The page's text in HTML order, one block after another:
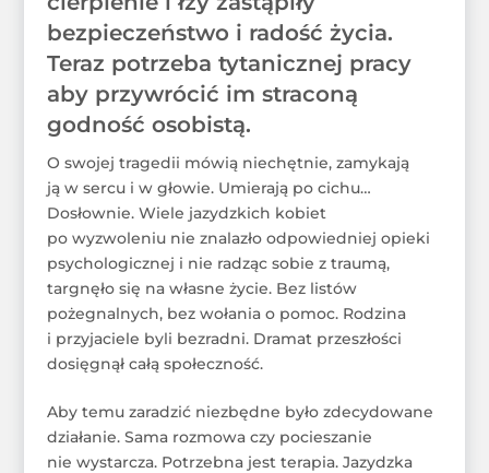
bezpieczeństwo i radość życia.
Teraz potrzeba tytanicznej pracy
aby przywrócić im straconą
godność osobistą.
O swojej tragedii mówią niechętnie, zamykają
ją w sercu i w głowie. Umierają po cichu…
Dosłownie. Wiele jazydzkich kobiet
po wyzwoleniu nie znalazło odpowiedniej opieki
psychologicznej i nie radząc sobie z traumą,
targnęło się na własne życie. Bez listów
pożegnalnych, bez wołania o pomoc. Rodzina
i przyjaciele byli bezradni. Dramat przeszłości
dosięgnął całą społeczność.
Aby temu zaradzić niezbędne było zdecydowane
działanie. Sama rozmowa czy pocieszanie
nie wystarcza. Potrzebna jest terapia. Jazydzka